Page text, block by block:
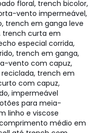
floral, trench bicolor,
vento impermeável,
trench em ganga leve
trench curta em
especial corrida,
trench em ganga,
vento com capuz,
trench em
com capuz,
impermeável
para meia-
linho e viscose
médio em